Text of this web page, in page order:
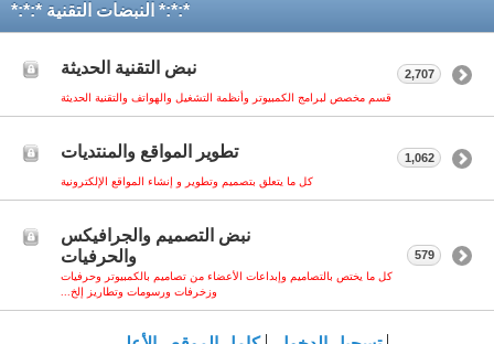
*:*:* النبضات التقنية *:*:*
نبض التقنية الحديثة
قسم مخصص لبرامج الكمبيوتر وأنظمة التشغيل والهواتف والتقنية الحديثة
2,707
تطوير المواقع والمنتديات
كل ما يتعلق بتصميم وتطوير و إنشاء المواقع الإلكترونية
1,062
نبض التصميم والجرافيكس
والحرفيات
كل ما يختص بالتصاميم وإبداعات الأعضاء من تصاميم بالكمبيوتر وحرفيات
وزخرفات ورسومات وتطاريز إلخ...
579